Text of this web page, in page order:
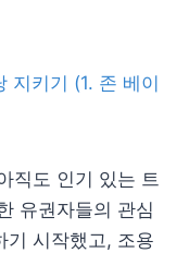
지키기 (1. 존 베이
직도 인기 있는 트
유권자들의 관심
기 시작했고, 조용